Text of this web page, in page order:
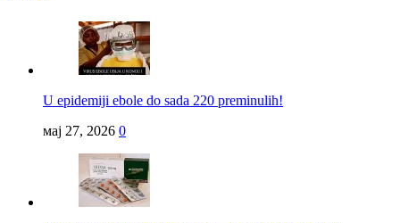
U epidemiji ebole do sada 220 preminulih!
мај 27, 2026 0